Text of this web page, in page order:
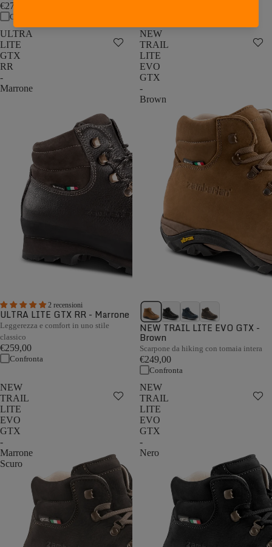
€279,00
Confronta
ULTRA
LITE
GTX
RR
-
Marrone
2 recensioni
ULTRA LITE GTX RR - Marrone
Leggerezza e comfort in uno stile
classico
€259,00
Confronta
NEW
TRAIL
LITE
EVO
GTX
-
Brown
NEW TRAIL LITE EVO GTX -
Brown
Scarpone da hiking con tomaia intera
€249,00
Confronta
NEW
TRAIL
LITE
EVO
GTX
-
Marrone
Scuro
NEW
TRAIL
LITE
EVO
GTX
-
Nero